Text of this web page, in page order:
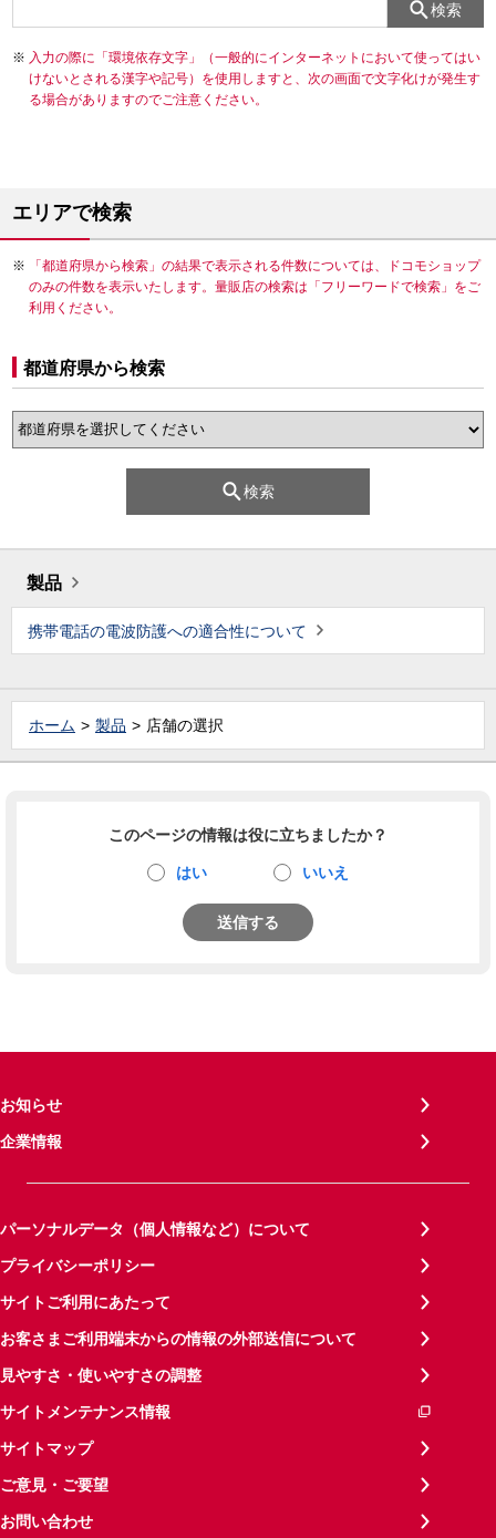
検索
入力の際に「環境依存文字」（一般的にインターネットにおいて使ってはい
けないとされる漢字や記号）を使用しますと、次の画面で文字化けが発生す
る場合がありますのでご注意ください。
エリアで検索
「都道府県から検索」の結果で表示される件数については、ドコモショップ
のみの件数を表示いたします。量販店の検索は「フリーワードで検索」をご
利用ください。
都道府県から検索
検索
製品
携帯電話の電波防護への適合性について
ホーム 製品 店舗の選択
このページの情報は役に立ちましたか？
はい いいえ
送信する
お知らせ
企業情報
パーソナルデータ（個人情報など）について
プライバシーポリシー
サイトご利用にあたって
お客さまご利用端末からの情報の外部送信について
見やすさ・使いやすさの調整
サイトメンテナンス情報
サイトマップ
ご意見・ご要望
お問い合わせ